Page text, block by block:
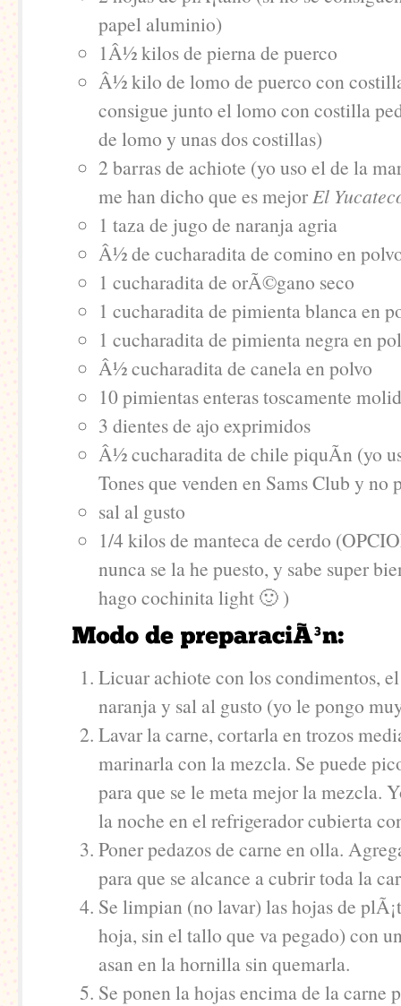
papel aluminio)
1Â½ kilos de pierna de puerco
Â½ kilo de lomo de puerco con
consigue junto el lomo con costilla
de lomo y unas dos costillas)
2 barras de achiote (yo uso el de la
me han dicho que es mejorEl
1 taza de jugo de naranja agria
Â½ de cucharadita de comino en
1 cucharadita de orÃ©gano seco
1 cucharadita de pimienta blanca en
1 cucharadita de pimienta negra en
Â½ cucharadita de canela en polvo
10 pimientas enteras toscamente
3 dientes de ajo exprimidos
Â½ cucharadita de chile piquÃ­n (yo
Tones que venden en Sams Club y no
sal al gusto
1/4 kilos de manteca de cerdo
nunca se la he puesto, y sabe super
hago cochinita light 🙂 )
Licuar achiote con los condimentos,
naranja y sal al gusto (yo le pongo
Lavar la carne, cortarla en trozos
marinarla con la mezcla. Se puede
para que se le meta mejor la mezcla.
la noche en el refrigerador cubierta
Poner pedazos de carne en olla.
para que se alcance a cubrir toda la
Se limpian (no lavar) las hojas de
hoja, sin el tallo que va pegado) con
asan en la hornilla sin quemarla.
Se ponen la hojas encima de la carne